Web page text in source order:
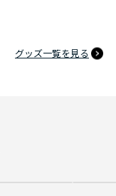
グッズ一覧を見る